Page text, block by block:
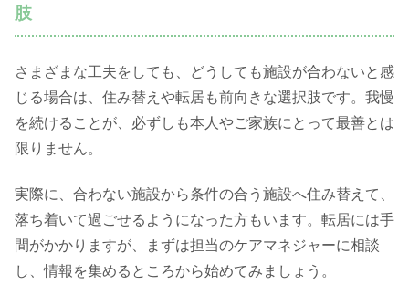
肢
さまざまな工夫をしても、どうしても施設が合わないと感
じる場合は、住み替えや転居も前向きな選択肢です。我慢
を続けることが、必ずしも本人やご家族にとって最善とは
限りません。
実際に、合わない施設から条件の合う施設へ住み替えて、
落ち着いて過ごせるようになった方もいます。転居には手
間がかかりますが、まずは担当のケアマネジャーに相談
し、情報を集めるところから始めてみましょう。